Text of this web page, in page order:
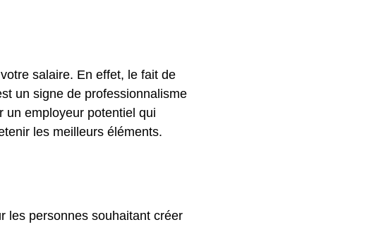
salaire. En effet, le fait de
un signe de professionnalisme
un employeur potentiel qui
les meilleurs éléments.
les personnes souhaitant créer